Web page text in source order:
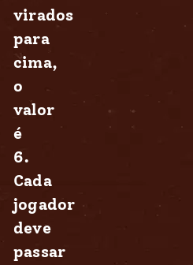
virados
para
cima,
o
valor
é
6.
Cada
jogador
deve
passar